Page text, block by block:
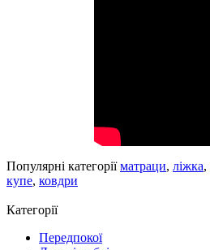
Популярні категоріїматраци, ліжка,
купе, ковдри
Категорії
Передпокої